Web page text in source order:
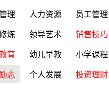
理 人力资源 员工管理
炼 领导艺术 销售技巧
育 幼儿早教 小学课程
志 个人发展 投资理财